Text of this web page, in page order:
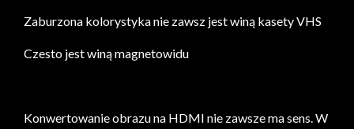
Zaburzona kolorystyka nie zawsz jest winą kasety VHS
Czesto jest winą magnetowidu
Konwertowanie obrazu na HDMI nie zawsze ma sens. W